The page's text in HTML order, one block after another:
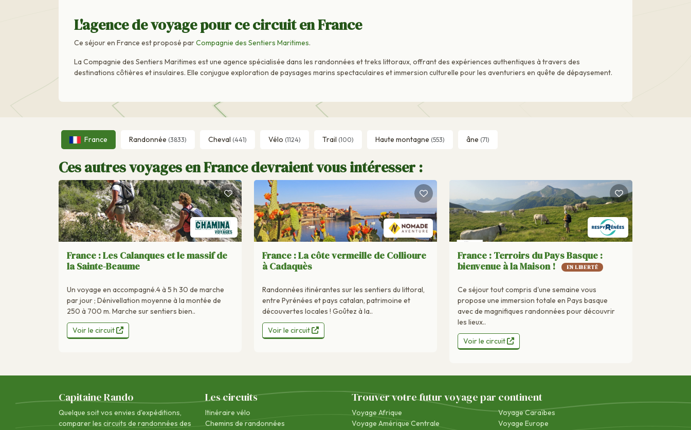
L'agence de voyage pour ce circuit en France
Ce séjour en France est proposé parCompagnie des Sentiers Maritimes.
La Compagnie des Sentiers Maritimes est une agence spécialisée dans les randonnées et treks littoraux, offrant des expériences authentiques à travers des
destinations côtières et insulaires. Elle conjugue exploration de paysages marins spectaculaires et immersion culturelle pour les aventuriers en quête de dépaysement.
France Randonnée (3833) Cheval (441) Vélo (1124) Trail (100) Haute montagne (553) âne (71)
Ces autres voyages en France devraient vous intéresser :
France : Les Calanques et le massif de
la Sainte-Beaume
Un voyage en accompagné.4 à 5 h 30 de marche
par jour ; Dénivellation moyenne à la montée de
250 à 700 m. Marche sur sentiers bien..
Voir le circuit
France : La côte vermeille de Collioure
à Cadaquès
Randonnées itinérantes sur les sentiers du littoral,
entre Pyrénées et pays catalan, patrimoine et
découvertes locales ! Goûtez à la..
Voir le circuit
France : Terroirs du Pays Basque :
bienvenue à la Maison !
EN LIBERTÉ
Ce séjour tout compris d'une semaine vous
propose une immersion totale en Pays basque
avec de magnifiques randonnées pour découvrir
les lieux..
Voir le circuit
Capitaine Rando
Quelque soit vos envies d'expéditions,
comparer les circuits de randonnées des
Les circuits
Itinéraire vélo
Chemins de randonnées
Trouver votre futur voyage par continent
Voyage Afrique
Voyage Amérique Centrale
Voyage Caraïbes
Voyage Europe